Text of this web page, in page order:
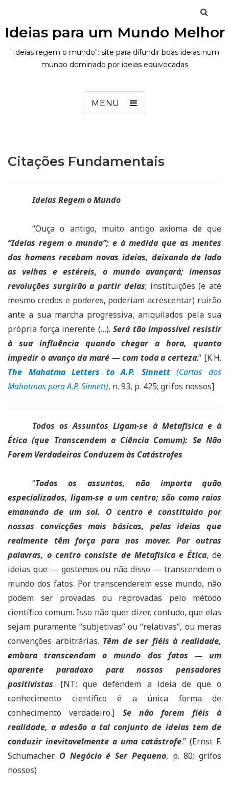
Ideias para um Mundo Melhor
"Ideias regem o mundo": site para difundir boas ideias num
mundo dominado por ideias equivocadas
MENU
Citações Fundamentais
Ideias Regem o Mundo
“Ouça o antigo, muito antigo axioma de que
“Ideias regem o mundo”; e à medida que as mentes
dos homens recebam novas ideias, deixando de lado
as velhas e estéreis, o mundo avançará; imensas
revoluções surgirão a partir delas; instituições (e até
mesmo credos e poderes, poderiam acrescentar) ruirão
ante a sua marcha progressiva, aniquilados pela sua
própria força inerente (…).Será tão impossível resistir
à sua influência quando chegar a hora, quanto
impedir o avanço da maré — com toda a certeza.” [K.H.
The Mahatma Letters to A.P. Sinnett (Cartas dos
Mahatmas para A.P. Sinnett), n. 93, p. 425; grifos nossos]
Todos os Assuntos Ligam-se à Metafísica e à
Ética (que Transcendem a Ciência Comum): Se Não
Forem Verdadeiras Conduzem às Catástrofes
“Todos os assuntos, não importa quão
especializados, ligam-se a um centro; são como raios
emanando de um sol. O centro é constituído por
nossas convicções mais básicas, pelas ideias que
realmente têm força para nos mover. Por outras
palavras, o centro consiste de Metafísica e Ética, de
ideias que — gostemos ou não disso — transcendem o
mundo dos fatos. Por transcenderem esse mundo, não
podem ser provadas ou reprovadas pelo método
científico comum. Isso não quer dizer, contudo, que elas
sejam puramente “subjetivas” ou “relativas”, ou meras
convenções arbitrárias. Têm de ser fiéis à realidade,
embora transcendam o mundo dos fatos — um
aparente paradoxo para nossos pensadores
positivistas. [NT: que defendem a ideia de que o
conhecimento científico é a única forma de
conhecimento verdadeiro.] Se não forem fiéis à
realidade, a adesão a tal conjunto de ideias tem de
conduzir inevitavelmente a uma catástrofe.” (Ernst F.
Schumacher. O Negócio é Ser Pequeno, p. 80; grifos
nossos)